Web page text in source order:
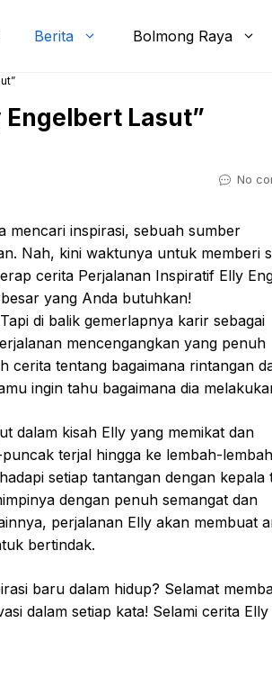
Berita Bolmong Raya
Lasut”
No
mencari inspirasi, sebuah sumber
Nah, kini waktunya untuk memberi
cerita Perjalanan Inspiratif Elly
yang Anda butuhkan!
di balik gemerlapnya karir sebagai
mencengangkan yang penuh
cerita tentang bagaimana rintangan
ingin tahu bagaimana dia
dalam kisah Elly yang memikat dan
terjal hingga ke lembah-lembah
setiap tantangan dengan kepala
dengan penuh semangat dan
perjalanan Elly akan membuat
bertindak.
baru dalam hidup? Selamat
dalam setiap kata! Selami cerita Elly